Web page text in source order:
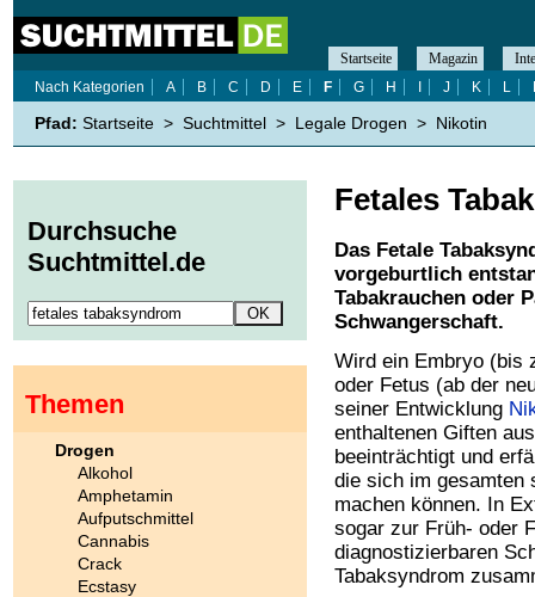
Fetales
Das Fetale
vorgeburtlich
Tabakrauchen oder
Schwangerschaft.
Wird ein Embryo (bis
oder Fetus (ab der
seiner Entwicklung
enthaltenen Giften
beeinträchtigt und
die sich im gesamten
machen können. In
sogar zur Früh- oder
diagnostizierbaren
Tabaksyndrom
Startseite Magazin
Nach Kategorien
A B C D E F G H J K L
Pfad: Startseite > Suchtmittel > Legale Drogen > Nikotin
Durchsuche
Suchtmittel.de
Themen
Drogen
Alkohol
Amphetamin
Aufputschmittel
Cannabis
Crack
Ecstasy